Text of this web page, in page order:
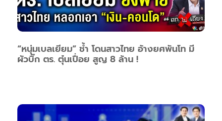
“หนุ่มเบลเยียม” ช้ำ โดนสาวไทย อ้างยศพันโท มี
ผัวบิ๊ก ตร. ตุ๋นเปื่อย สูญ 8 ล้าน !